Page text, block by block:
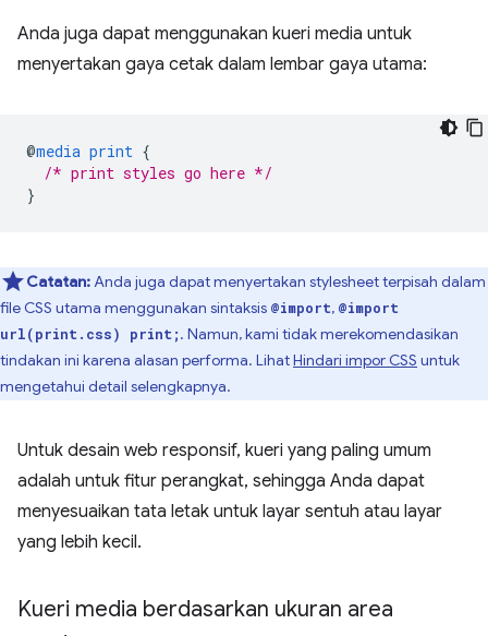
Anda juga dapat menggunakan kueri media untuk
menyertakan gaya cetak dalam lembar gaya utama:
@media print {
/* print styles go here */
}
Catatan:Anda juga dapat menyertakan stylesheet terpisah dalam
file CSS utama menggunakan sintaksis @import, @import
url(print.css) print;. Namun, kami tidak merekomendasikan
tindakan ini karena alasan performa. LihatHindari impor CSS untuk
mengetahui detail selengkapnya.
Untuk desain web responsif, kueri yang paling umum
adalah untuk fitur perangkat, sehingga Anda dapat
menyesuaikan tata letak untuk layar sentuh atau layar
yang lebih kecil.
Kueri media berdasarkan ukuran area